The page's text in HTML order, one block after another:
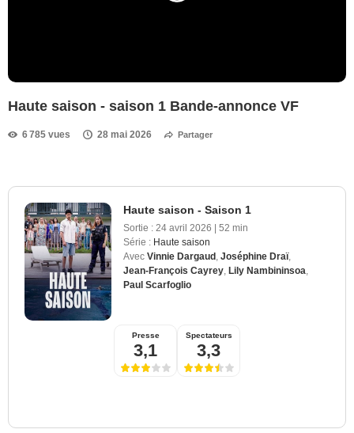
Haute saison - saison 1 Bande-annonce VF
6 785 vues 28 mai 2026 Partager
Haute saison - Saison 1
Sortie : 24 avril 2026 | 52 min
Série : Haute saison
Avec Vinnie Dargaud Joséphine Draï,
Jean-François Cayrey Lily Nambininsoa
Paul Scarfoglio
Presse
3,1
Spectateurs
3,3